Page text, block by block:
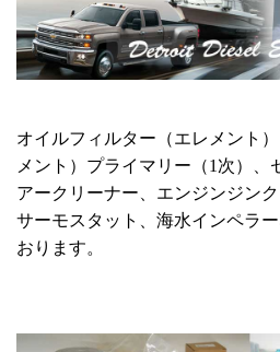
オイルフィルター（エレメント
メント）プライマリー（1次）、
アークリーナー、エンジンジン
サーモスタット、海水インペラ
おります。